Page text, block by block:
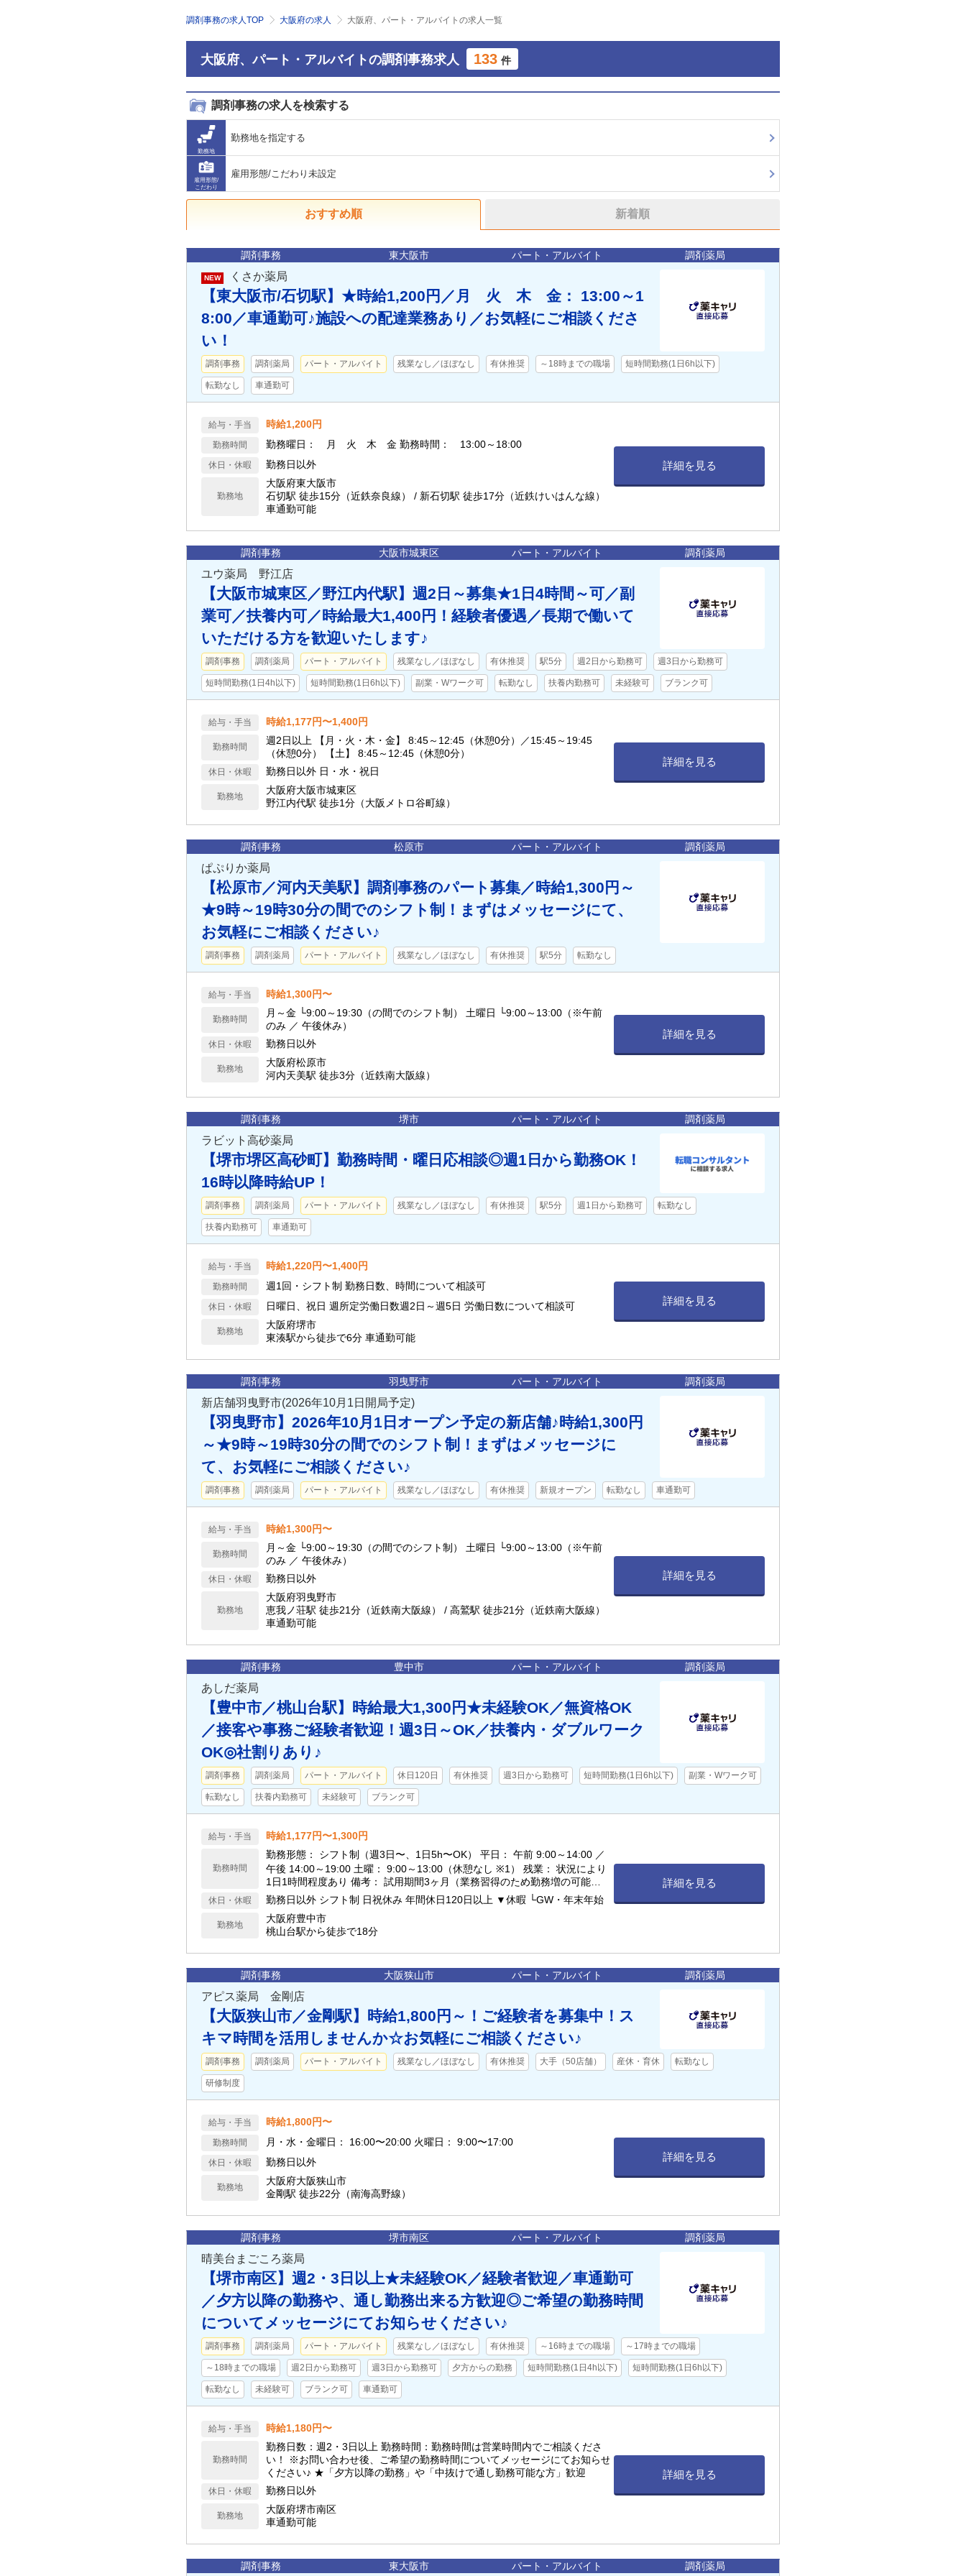
調剤事務の求人TOP 大阪府の求人 大阪府、パート・アルバイトの求人一覧
大阪府、パート・アルバイトの調剤事務求人 133 件
調剤事務の求人を検索する
勤務地
勤務地を指定する
雇用形態/
こだわり
雇用形態/こだわり未設定
おすすめ順 新着順
調剤事務 東大阪市 パート・アルバイト 調剤薬局
NEW くさか薬局
【東大阪市/石切駅】★時給1,200円／月 火 木 金： 13:00～1
8:00／車通勤可♪施設への配達業務あり／お気軽にご相談くださ
い！
調剤事務 調剤薬局 パート・アルバイト 残業なし／ほぼなし 有休推奨 ～18時までの職場 短時間勤務(1日6h以下)
転勤なし 車通勤可
給与・手当 時給1,200円
勤務時間 勤務曜日： 月 火 木 金 勤務時間： 13:00～18:00
休日・休暇 勤務日以外
勤務地
大阪府東大阪市
石切駅 徒歩15分（近鉄奈良線） / 新石切駅 徒歩17分（近鉄けいはんな線）
車通勤可能
詳細を見る
調剤事務 大阪市城東区 パート・アルバイト 調剤薬局
ユウ薬局 野江店
【大阪市城東区／野江内代駅】週2日～募集★1日4時間～可／副
業可／扶養内可／時給最大1,400円！経験者優遇／長期で働いて
いただける方を歓迎いたします♪
調剤事務 調剤薬局 パート・アルバイト 残業なし／ほぼなし 有休推奨 駅5分 週2日から勤務可 週3日から勤務可
短時間勤務(1日4h以下) 短時間勤務(1日6h以下) 副業・Wワーク可 転勤なし 扶養内勤務可 未経験可 ブランク可
給与・手当 時給1,177円〜1,400円
勤務時間
週2日以上 【月・火・木・金】 8:45～12:45（休憩0分）／15:45～19:45
（休憩0分） 【土】 8:45～12:45（休憩0分）
休日・休暇 勤務日以外 日・水・祝日
勤務地
大阪府大阪市城東区
野江内代駅 徒歩1分（大阪メトロ谷町線）
詳細を見る
調剤事務 松原市 パート・アルバイト 調剤薬局
ぱぷりか薬局
【松原市／河内天美駅】調剤事務のパート募集／時給1,300円～
★9時～19時30分の間でのシフト制！まずはメッセージにて、
お気軽にご相談ください♪
調剤事務 調剤薬局 パート・アルバイト 残業なし／ほぼなし 有休推奨 駅5分 転勤なし
給与・手当 時給1,300円〜
勤務時間
月～金 └9:00～19:30（の間でのシフト制） 土曜日 └9:00～13:00（※午前
のみ ／ 午後休み）
休日・休暇 勤務日以外
勤務地
大阪府松原市
河内天美駅 徒歩3分（近鉄南大阪線）
詳細を見る
調剤事務 堺市 パート・アルバイト 調剤薬局
ラビット高砂薬局
【堺市堺区高砂町】勤務時間・曜日応相談◎週1日から勤務OK！
16時以降時給UP！
調剤事務 調剤薬局 パート・アルバイト 残業なし／ほぼなし 有休推奨 駅5分 週1日から勤務可 転勤なし
扶養内勤務可 車通勤可
給与・手当 時給1,220円〜1,400円
勤務時間 週1回・シフト制 勤務日数、時間について相談可
休日・休暇 日曜日、祝日 週所定労働日数週2日～週5日 労働日数について相談可
勤務地
大阪府堺市
東湊駅から徒歩で6分 車通勤可能
詳細を見る
調剤事務 羽曳野市 パート・アルバイト 調剤薬局
新店舗羽曳野市(2026年10月1日開局予定)
【羽曳野市】2026年10月1日オープン予定の新店舗♪時給1,300円
～★9時～19時30分の間でのシフト制！まずはメッセージに
て、お気軽にご相談ください♪
調剤事務 調剤薬局 パート・アルバイト 残業なし／ほぼなし 有休推奨 新規オープン 転勤なし 車通勤可
給与・手当 時給1,300円〜
勤務時間
月～金 └9:00～19:30（の間でのシフト制） 土曜日 └9:00～13:00（※午前
のみ ／ 午後休み）
休日・休暇 勤務日以外
勤務地
大阪府羽曳野市
恵我ノ荘駅 徒歩21分（近鉄南大阪線） / 高鷲駅 徒歩21分（近鉄南大阪線）
車通勤可能
詳細を見る
調剤事務 豊中市 パート・アルバイト 調剤薬局
あしだ薬局
【豊中市／桃山台駅】時給最大1,300円★未経験OK／無資格OK
／接客や事務ご経験者歓迎！週3日～OK／扶養内・ダブルワーク
OK◎社割りあり♪
調剤事務 調剤薬局 パート・アルバイト 休日120日 有休推奨 週3日から勤務可 短時間勤務(1日6h以下) 副業・Wワーク可
転勤なし 扶養内勤務可 未経験可 ブランク可
給与・手当 時給1,177円〜1,300円
勤務時間
勤務形態： シフト制（週3日〜、1日5h〜OK） 平日： 午前 9:00～14:00 ／
午後 14:00～19:00 土曜： 9:00～13:00（休憩なし ※1） 残業： 状況により
1日1時間程度あり 備考： 試用期間3ヶ月（業務習得のため勤務増の可能性
あり） ※1：勤務が6時間を超える場合は法定通りの休憩があります。
休日・休暇 勤務日以外 シフト制 日祝休み 年間休日120日以上 ▼休暇 └GW・年末年始
勤務地
大阪府豊中市
桃山台駅から徒歩で18分
詳細を見る
調剤事務 大阪狭山市 パート・アルバイト 調剤薬局
アピス薬局 金剛店
【大阪狭山市／金剛駅】時給1,800円～！ご経験者を募集中！ス
キマ時間を活用しませんか☆お気軽にご相談ください♪
調剤事務 調剤薬局 パート・アルバイト 残業なし／ほぼなし 有休推奨 大手（50店舗） 産休・育休 転勤なし
研修制度
給与・手当 時給1,800円〜
勤務時間 月・水・金曜日： 16:00〜20:00 火曜日： 9:00〜17:00
休日・休暇 勤務日以外
勤務地
大阪府大阪狭山市
金剛駅 徒歩22分（南海高野線）
詳細を見る
調剤事務 堺市南区 パート・アルバイト 調剤薬局
晴美台まごころ薬局
【堺市南区】週2・3日以上★未経験OK／経験者歓迎／車通勤可
／夕方以降の勤務や、通し勤務出来る方歓迎◎ご希望の勤務時間
についてメッセージにてお知らせください♪
調剤事務 調剤薬局 パート・アルバイト 残業なし／ほぼなし 有休推奨 ～16時までの職場 ～17時までの職場
～18時までの職場 週2日から勤務可 週3日から勤務可 夕方からの勤務 短時間勤務(1日4h以下) 短時間勤務(1日6h以下)
転勤なし 未経験可 ブランク可 車通勤可
給与・手当 時給1,180円〜
勤務時間
勤務日数：週2・3日以上 勤務時間：勤務時間は営業時間内でご相談くださ
い！ ※お問い合わせ後、ご希望の勤務時間についてメッセージにてお知らせ
ください♪ ★「夕方以降の勤務」や「中抜けで通し勤務可能な方」歓迎
休日・休暇 勤務日以外
勤務地
大阪府堺市南区
車通勤可能
詳細を見る
調剤事務 東大阪市 パート・アルバイト 調剤薬局